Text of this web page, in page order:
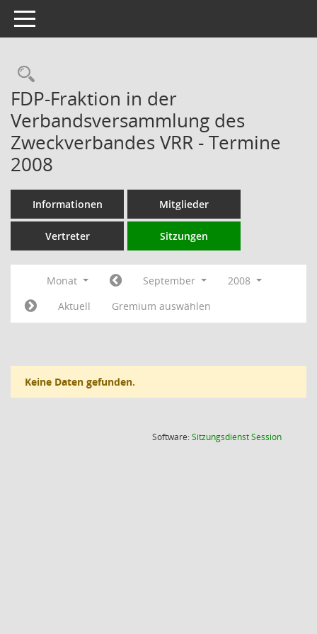
Toggle navigation
Rechercheauswahl
FDP-Fraktion in der
Verbandsversammlung des
Zweckverbandes VRR - Termine
2008
Informationen Mitglieder
Vertreter Sitzungen
Monat September
2008
Aktuell
Gremium auswählen
Keine Daten gefunden.
Software:SitzungsdienstSession(Wird in